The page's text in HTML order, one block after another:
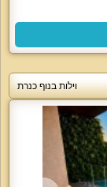
וילות בנוף כנרת